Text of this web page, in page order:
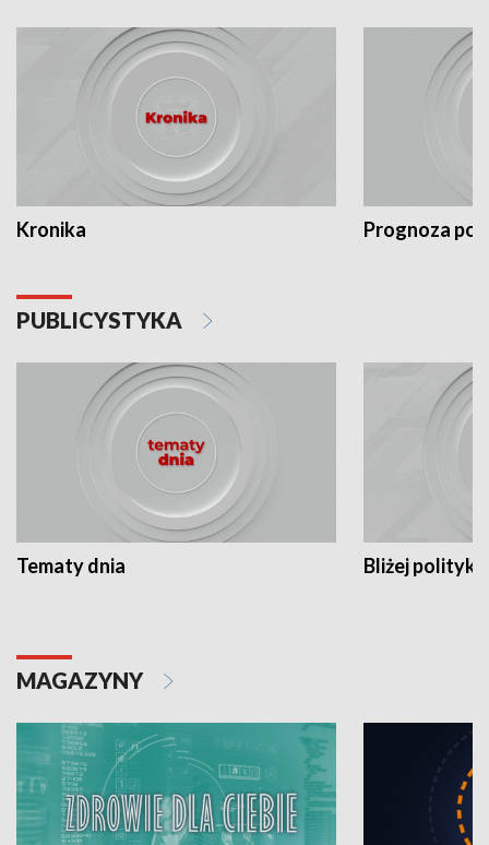
Kronika Prognoza
PUBLICYSTYKA
Tematy dnia Bliżej polityki
MAGAZYNY